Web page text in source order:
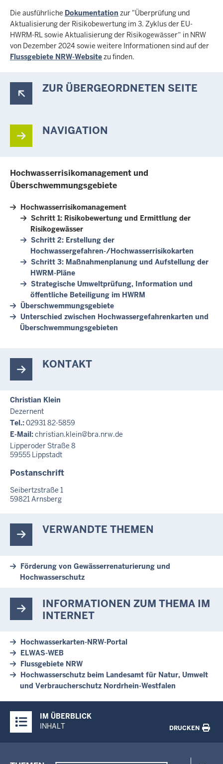
Die ausführliche Dokumentation zur "Überprüfung und
Aktualisierung der Risikobewertung im 3. Zyklus der EU-
HWRM-RL sowie Aktualisierung der Risikogewässer“ in NRW
von Dezember 2024 sowie weitere Informationen sind auf der
Flussgebiete NRW-Websitezu finden.
ZUR ÜBERGEORDNETEN SEITE
NAVIGATION
Hochwasserrisikomanagement und
Überschwemmungsgebiete
Hochwasserrisikomanagement
Schritt 1: Risikobewertung und Ermittlung der
Risikogewässer
Schritt 2: Erstellung der
Hochwassergefahren-/Hochwasserrisikokarten
Schritt 3: Maßnahmenplanung und Aufstellung der
HWRM-Pläne
Strategische Umweltprüfung, Information und
öffentliche Beteiligung im HWRM
Überschwemmungsgebiete
Unterschied zwischen Hochwassergefahrenkarten und
Überschwemmungsgebieten
KONTAKT
Christian Klein
Dezernent
Tel.:02931 82-5859
E-Mail:christian.klein@bra.nrw.de
Lipperoder Straße 8
59555 Lippstadt
Postanschrift
Seibertzstraße 1
59821 Arnsberg
VERWANDTE THEMEN
Förderung von Gewässerrenaturierung und
Hochwasserschutz
INFORMATIONEN ZUM THEMA IM
INTERNET
Hochwasserkarten-NRW-Portal
ELWAS-WEB
Flussgebiete NRW
Hochwasserschutz beim Landesamt für Natur, Umwelt
und Verbraucherschutz Nordrhein-Westfalen
Inhalte
IM ÜBERBLICK
INHALT
DRUCKEN